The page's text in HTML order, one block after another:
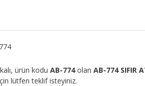
ürün koduAB-774olanAB-774 SIFIR
lütfen teklif isteyiniz.